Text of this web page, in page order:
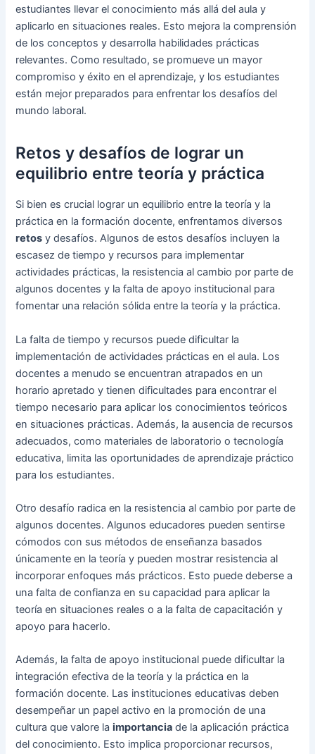
estudiantes llevar el conocimiento más allá del aula y
aplicarlo en situaciones reales. Esto mejora la comprensión
de los conceptos y desarrolla habilidades prácticas
relevantes. Como resultado, se promueve un mayor
compromiso y éxito en el aprendizaje, y los estudiantes
están mejor preparados para enfrentar los desafíos del
mundo laboral.
Retos y desafíos de lograr un
equilibrio entre teoría y práctica
Si bien es crucial lograr un equilibrio entre la teoría y la
práctica en la formación docente, enfrentamos diversos
retos y desafíos. Algunos de estos desafíos incluyen la
escasez de tiempo y recursos para implementar
actividades prácticas, la resistencia al cambio por parte de
algunos docentes y la falta de apoyo institucional para
fomentar una relación sólida entre la teoría y la práctica.
La falta de tiempo y recursos puede dificultar la
implementación de actividades prácticas en el aula. Los
docentes a menudo se encuentran atrapados en un
horario apretado y tienen dificultades para encontrar el
tiempo necesario para aplicar los conocimientos teóricos
en situaciones prácticas. Además, la ausencia de recursos
adecuados, como materiales de laboratorio o tecnología
educativa, limita las oportunidades de aprendizaje práctico
para los estudiantes.
Otro desafío radica en la resistencia al cambio por parte de
algunos docentes. Algunos educadores pueden sentirse
cómodos con sus métodos de enseñanza basados
únicamente en la teoría y pueden mostrar resistencia al
incorporar enfoques más prácticos. Esto puede deberse a
una falta de confianza en su capacidad para aplicar la
teoría en situaciones reales o a la falta de capacitación y
apoyo para hacerlo.
Además, la falta de apoyo institucional puede dificultar la
integración efectiva de la teoría y la práctica en la
formación docente. Las instituciones educativas deben
desempeñar un papel activo en la promoción de una
cultura que valore laimportancia de la aplicación práctica
del conocimiento. Esto implica proporcionar recursos,